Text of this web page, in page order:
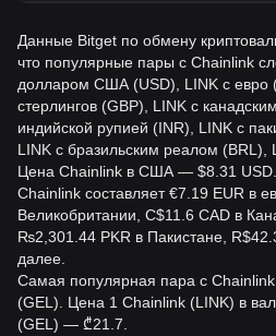
Данные Bitget по обмену
что популярные пары с Chainlink
долларом США (USD), LINK с евро
стерлингов (GBP), LINK с
индийской рупией (INR), LINK с
LINK с бразильским реалом (BRL),
Цена Chainlink в США — $8.31 USD.
Chainlink составляет €7.19 EUR в
Великобритании, C$11.6 CAD в
₨2,301.44 PKR в Пакистане,
далее.
Самая популярная пара с
(GEL). Цена 1 Chainlink (LINK) в
(GEL) — ₾21.7.